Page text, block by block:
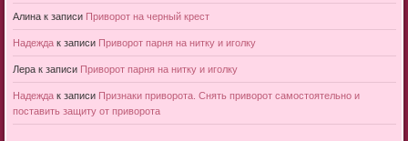
Алинак записи Приворот на черный крест
Надеждак записи Приворот парня на нитку и иголку
Лерак записи Приворот парня на нитку и иголку
Надеждак записи Признаки приворота. Снять приворот самостоятельно и
поставить защиту от приворота